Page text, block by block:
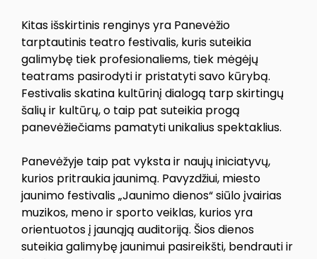
Kitas išskirtinis renginys yra Panevėžio
tarptautinis teatro festivalis, kuris suteikia
galimybę tiek profesionaliems, tiek mėgėjų
teatrams pasirodyti ir pristatyti savo kūrybą.
Festivalis skatina kultūrinį dialogą tarp skirtingų
šalių ir kultūrų, o taip pat suteikia progą
panevėžiečiams pamatyti unikalius spektaklius.
Panevėžyje taip pat vyksta ir naujų iniciatyvų,
kurios pritraukia jaunimą. Pavyzdžiui, miesto
jaunimo festivalis „Jaunimo dienos“ siūlo įvairias
muzikos, meno ir sporto veiklas, kurios yra
orientuotos į jaunąją auditoriją. Šios dienos
suteikia galimybę jaunimui pasireikšti, bendrauti ir